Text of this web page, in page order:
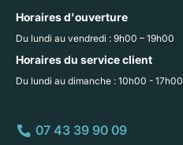
Horaires d'ouverture
Du lundi au vendredi : 9h00 – 19h00
Horaires du service client
Du lundi au dimanche : 10h00 - 17h00
07 43 39 90 09